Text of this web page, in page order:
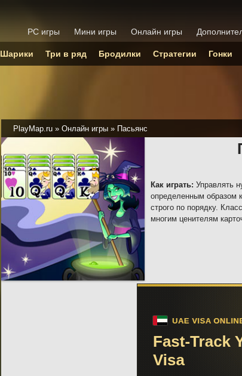
PlayMap.ru » Онлайн игры » Пасьянс
Как играть: Управлять
определенным образом
строго по порядку.
многим ценителям
PC игры Мини игры Онлайн игры
Шарики Три в ряд Бродилки Стратегии Гонки